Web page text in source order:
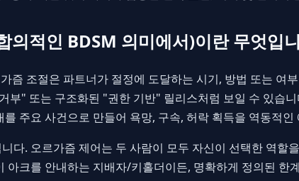
의적인 BDSM 의미에서)이란 무엇입
즘 조절은 파트너가 절정에 도달하는 시기, 방법 또는 여
부" 또는 구조화된 "권한 기반" 릴리스처럼 보일 수 있습
주요 사건으로 만들어 욕망, 구속, 허락 획득을 역동적
다. 오르가즘 제어는 두 사람이 모두 자신이 선택한 역할
아크를 안내하는 지배자/키홀더이든, 명확하게 정의된 한